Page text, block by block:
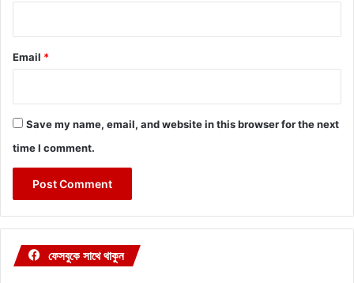
Email *
Save my name, email, and website in this browser for the next
time I comment.
ফেসবুকে সাথে থাকুন